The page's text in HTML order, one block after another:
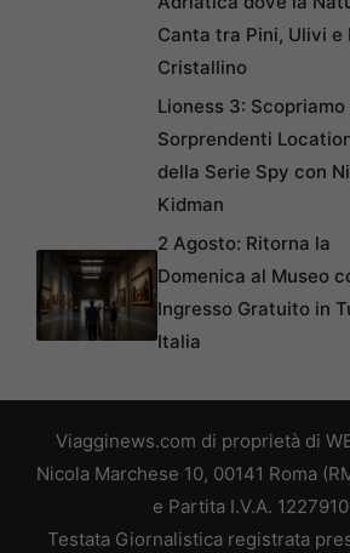
Canta tra Pini, Ulivi e
Cristallino
Lioness 3: Scopriamo
Sorprendenti
della Serie Spy con
Kidman
2 Agosto: Ritorna la
Domenica al Museo
Ingresso Gratuito in
Italia
Viagginews.com di proprietà di
Nicola Marchese 10, 00141 Roma
e Partita I.V.A.
Testata Giornalistica registrata